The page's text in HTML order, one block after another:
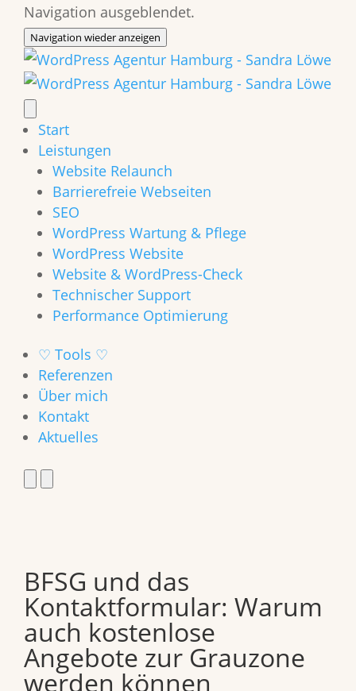
Navigation ausgeblendet.
Navigation wieder anzeigen
Start
Leistungen
Website Relaunch
Barrierefreie Webseiten
SEO
WordPress Wartung & Pflege
WordPress Website
Website & WordPress-Check
Technischer Support
Performance Optimierung
♡ Tools ♡
Referenzen
Über mich
Kontakt
Aktuelles
BFSG und das
Kontaktformular: Warum
auch kostenlose
Angebote zur Grauzone
werden können